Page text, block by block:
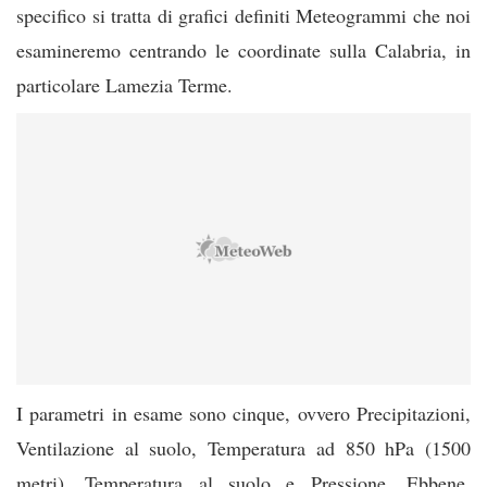
specifico si tratta di grafici definiti Meteogrammi che noi
esamineremo centrando le coordinate sulla Calabria, in
particolare Lamezia Terme.
I parametri in esame sono cinque, ovvero Precipitazioni,
Ventilazione al suolo, Temperatura ad 850 hPa (1500